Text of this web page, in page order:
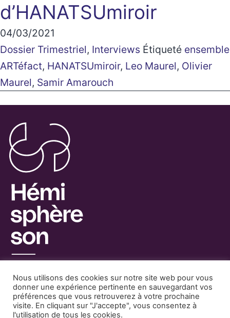
d’HANATSUmiroir
04/03/2021
Dossier Trimestriel, Interviews Étiqueté ensemble
ARTéfact, HANATSUmiroir, Leo Maurel, Olivier
Maurel, Samir Amarouch
Facebook
Mentions Légales
Nous utilisons des cookies sur notre site web pour vous
donner une expérience pertinente en sauvegardant vos
préférences que vous retrouverez à votre prochaine
visite. En cliquant sur "J'accepte", vous consentez à
l'utilisation de tous les cookies.